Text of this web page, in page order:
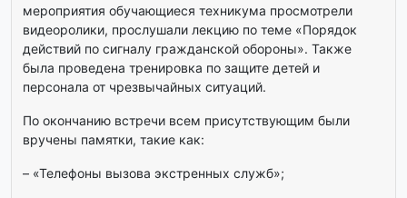
мероприятия обучающиеся техникума просмотрели
видеоролики, прослушали лекцию по теме «Порядок
действий по сигналу гражданской обороны». Также
была проведена тренировка по защите детей и
персонала от чрезвычайных ситуаций.
По окончанию встречи всем присутствующим были
вручены памятки, такие как:
– «Телефоны вызова экстренных служб»;